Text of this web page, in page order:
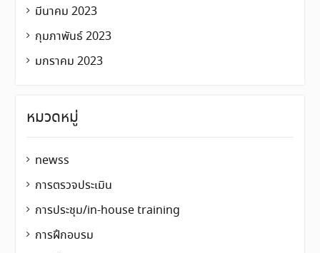
มีนาคม 2023
กุมภาพันธ์ 2023
มกราคม 2023
หมวดหมู่
newss
การตรวจประเมิน
การประชุม/in-house training
การฝึกอบรม